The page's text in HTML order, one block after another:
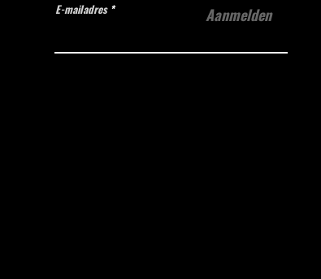
E-mailadres Aanmelden